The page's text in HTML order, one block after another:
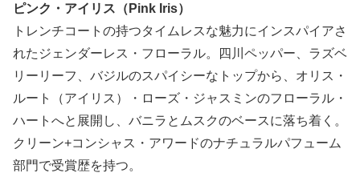
ピンク・アイリス（Pink Iris）
トレンチコートの持つタイムレスな魅力にインスパイアさ
れたジェンダーレス・フローラル。四川ペッパー、ラズベ
リーリーフ、バジルのスパイシーなトップから、オリス・
ルート（アイリス）・ローズ・ジャスミンのフローラル・
ハートへと展開し、バニラとムスクのベースに落ち着く。
クリーン+コンシャス・アワードのナチュラルパフューム
部門で受賞歴を持つ。